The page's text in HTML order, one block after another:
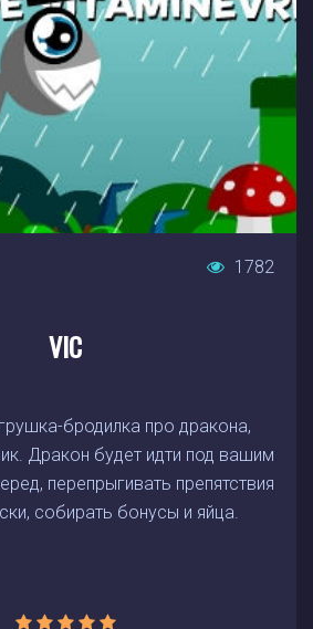
1782
VIC
бродилка про дракона,
Дракон будет идти под вашим
перепрыгивать препятствия
собирать бонусы и яйца.